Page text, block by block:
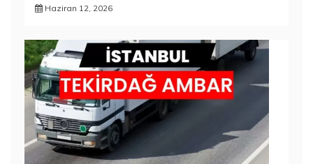
Haziran 12, 2026